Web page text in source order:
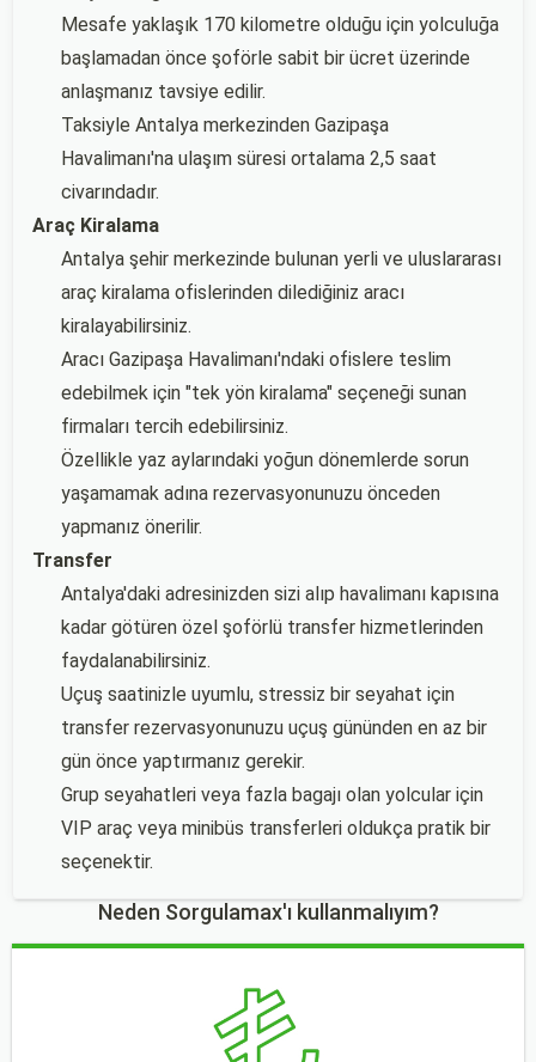
Mesafe yaklaşık 170 kilometre olduğu için yolculuğa
başlamadan önce şoförle sabit bir ücret üzerinde
anlaşmanız tavsiye edilir.
Taksiyle Antalya merkezinden Gazipaşa
Havalimanı'na ulaşım süresi ortalama 2,5 saat
civarındadır.
Araç Kiralama
Antalya şehir merkezinde bulunan yerli ve uluslararası
araç kiralama ofislerinden dilediğiniz aracı
kiralayabilirsiniz.
Aracı Gazipaşa Havalimanı'ndaki ofislere teslim
edebilmek için "tek yön kiralama" seçeneği sunan
firmaları tercih edebilirsiniz.
Özellikle yaz aylarındaki yoğun dönemlerde sorun
yaşamamak adına rezervasyonunuzu önceden
yapmanız önerilir.
Transfer
Antalya'daki adresinizden sizi alıp havalimanı kapısına
kadar götüren özel şoförlü transfer hizmetlerinden
faydalanabilirsiniz.
Uçuş saatinizle uyumlu, stressiz bir seyahat için
transfer rezervasyonunuzu uçuş gününden en az bir
gün önce yaptırmanız gerekir.
Grup seyahatleri veya fazla bagajı olan yolcular için
VIP araç veya minibüs transferleri oldukça pratik bir
seçenektir.
Neden Sorgulamax'ı kullanmalıyım?